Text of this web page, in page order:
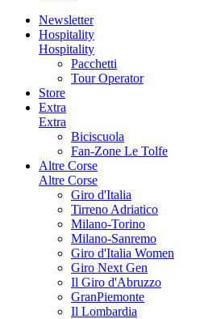
Newsletter
Hospitality
Hospitality
Pacchetti
Tour Operator
Store
Extra
Extra
Biciscuola
Fan-Zone Le Tolfe
Altre Corse
Altre Corse
Giro d'Italia
Tirreno Adriatico
Milano-Torino
Milano-Sanremo
Giro d'Italia Women
Giro Next Gen
Il Giro d'Abruzzo
GranPiemonte
Il Lombardia